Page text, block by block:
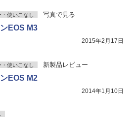
・使いこなし 写真で見る
EOS M3
2015年2月17日
・使いこなし 新製品レビュー
EOS M2
2014年1月10日